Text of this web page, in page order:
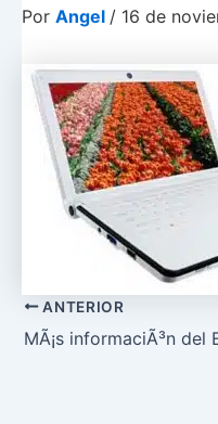
Por Angel / 16 de
ANTERIOR
MÃ¡s informaciÃ³n del